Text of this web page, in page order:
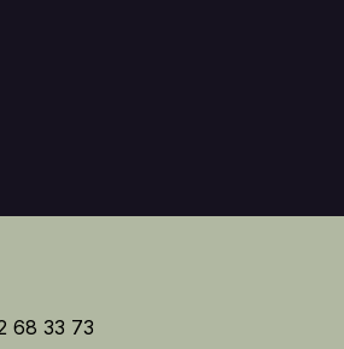
68 33 73